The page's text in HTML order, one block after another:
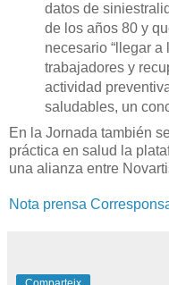
datos de
de los años 80 y
necesario “llegar
trabajadores y
actividad
saludables, un
En la Jornada también
práctica en salud la
una alianza entre
Nota prensa